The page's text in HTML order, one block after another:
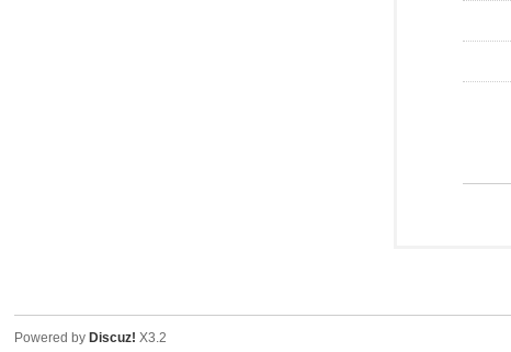
Powered by Discuz! X3.2